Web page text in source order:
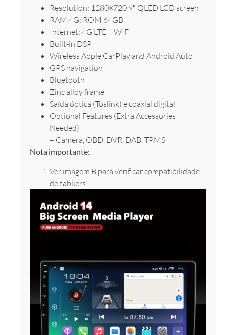
Resolution: 1280×720 9″ QLED LCD screen
RAM 4G; ROM 64GB
Internet: 4G LTE + WIFI
Built-in DSP
Wireless Apple CarPlay and Android Auto
GPS navigation
Bluetooth
Zinc alloy frame
Saída óptica (Toslink) e coaxial digital
Optional Features (Extra Accessories
Needed)
– Camera, OBD, DVR, DAB, TPMS
Nota importante:
Ver imagem B para verificar compatibilidade
de tabliers.